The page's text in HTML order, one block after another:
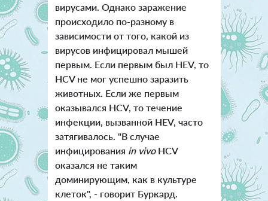
вирусами. Однако заражение
происходило по-разному в
зависимости от того, какой из
вирусов инфицировал мышей
первым. Если первым был HEV, то
HCV не мог успешно заразить
животных. Если же первым
оказывался HCV, то течение
инфекции, вызванной HEV, часто
затягивалось. "В случае
инфицирования in vivoHCV
оказался не таким
доминирующим, как в культуре
клеток", - говорит Буркард.